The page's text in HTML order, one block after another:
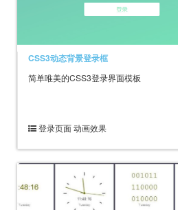
CSS3动态背景登录框
简单唯美的CSS3登录界面模板
登录页面 动画效果